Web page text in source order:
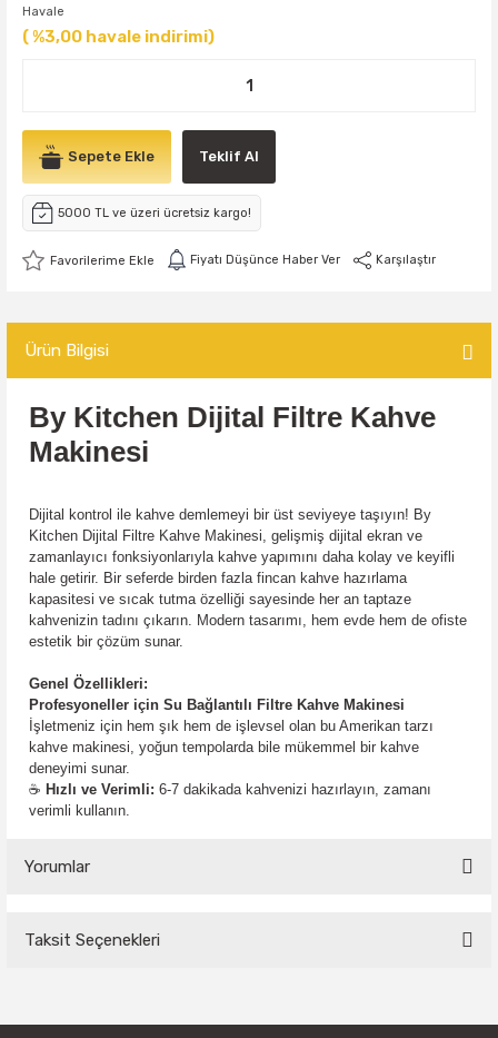
Havale
( %3,00 havale indirimi)
Sepete Ekle Teklif Al
5000 TL ve üzeri ücretsiz kargo!
Fiyatı Düşünce Haber Ver Karşılaştır
Ürün Bilgisi
By Kitchen Dijital Filtre Kahve
Makinesi
Dijital kontrol ile kahve demlemeyi bir üst seviyeye taşıyın! By
Kitchen Dijital Filtre Kahve Makinesi, gelişmiş dijital ekran ve
zamanlayıcı fonksiyonlarıyla kahve yapımını daha kolay ve keyifli
hale getirir. Bir seferde birden fazla fincan kahve hazırlama
kapasitesi ve sıcak tutma özelliği sayesinde her an taptaze
kahvenizin tadını çıkarın. Modern tasarımı, hem evde hem de ofiste
estetik bir çözüm sunar.
Genel Özellikleri:
Profesyoneller için Su Bağlantılı Filtre Kahve Makinesi
İşletmeniz için hem şık hem de işlevsel olan bu Amerikan tarzı
kahve makinesi, yoğun tempolarda bile mükemmel bir kahve
deneyimi sunar.
☕ Hızlı ve Verimli: 6-7 dakikada kahvenizi hazırlayın, zamanı
verimli kullanın.
Yorumlar
Yorum Yaz
Taksit Seçenekleri